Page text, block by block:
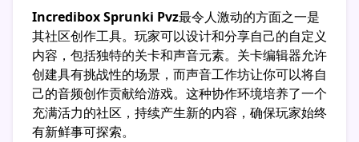
Incredibox Sprunki Pvz最令人激动的方面之一是
其社区创作工具。玩家可以设计和分享自己的自定义
内容，包括独特的关卡和声音元素。关卡编辑器允许
创建具有挑战性的场景，而声音工作坊让你可以将自
己的音频创作贡献给游戏。这种协作环境培养了一个
充满活力的社区，持续产生新的内容，确保玩家始终
有新鲜事可探索。